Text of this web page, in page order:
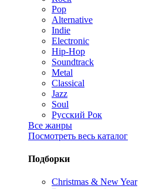
Pop
Alternative
Indie
Electronic
Hip-Hop
Soundtrack
Metal
Classical
Jazz
Soul
Русский Рок
Все жанры
Посмотреть весь каталог
Подборки
Christmas & New Year